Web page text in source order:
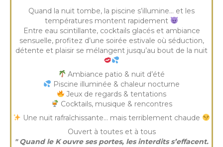
Quand la nuit tombe, la piscine s’illumine… et les
températures montent rapidement
Entre eau scintillante, cocktails glacés et ambiance
sensuelle, profitez d’une soirée estivale où séduction,
détente et plaisir se mélangent jusqu’au bout de la nuit
Ambiance patio & nuit d’été
Piscine illuminée & chaleur nocturne
Jeux de regards & tentations
Cocktails, musique & rencontres
Une nuit rafraîchissante… mais terriblement chaude
Ouvert à toutes et à tous
" Quand le K ouvre ses portes, les interdits s’effacent.